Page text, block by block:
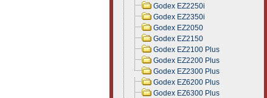
Godex EZ2250i
Godex EZ2350i
Godex EZ2050
Godex EZ2150
Godex EZ2100 Plus
Godex EZ2200 Plus
Godex EZ2300 Plus
Godex EZ6200 Plus
Godex EZ6300 Plus